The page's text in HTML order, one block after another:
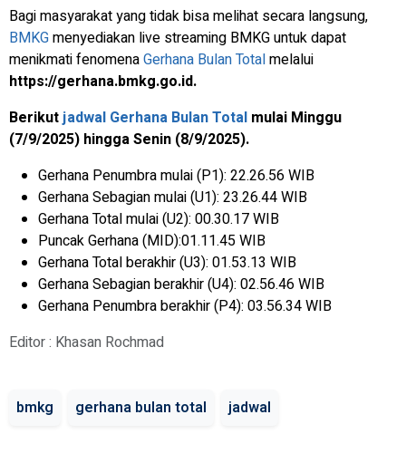
Bagi masyarakat yang tidak bisa melihat secara langsung,
BMKGmenyediakan live streaming BMKG untuk dapat
menikmati fenomenaGerhana Bulan Totalmelalui
https://gerhana.bmkg.go.id.
Berikutjadwal Gerhana Bulan Total mulai Minggu
(7/9/2025) hingga Senin (8/9/2025).
Gerhana Penumbra mulai (P1): 22.26.56 WIB
Gerhana Sebagian mulai (U1): 23.26.44 WIB
Gerhana Total mulai (U2): 00.30.17 WIB
Puncak Gerhana (MID):01.11.45 WIB
Gerhana Total berakhir (U3): 01.53.13 WIB
Gerhana Sebagian berakhir (U4): 02.56.46 WIB
Gerhana Penumbra berakhir (P4): 03.56.34 WIB
Editor : Khasan Rochmad
bmkg gerhana bulan total jadwal